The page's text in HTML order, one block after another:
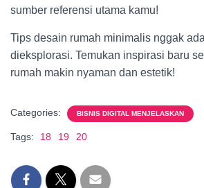
sumber referensi utama kamu!
Tips desain rumah minimalis nggak
dieksplorasi. Temukan inspirasi baru
rumah makin nyaman dan estetik!
Categories: BISNIS DIGITAL MENJELASKAN
Tags: 18 19 20